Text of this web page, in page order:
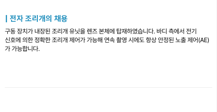
| 전자 조리개의 채용
구동 장치가 내장된 조리개 유닛을 렌즈 본체에 탑재하였습니다. 바디 측에서 전기
신호에 의한 정확한 조리개 제어가 가능해 연속 촬영 시에도 항상 안정된 노출 제어(AE)
가 가능합니다.